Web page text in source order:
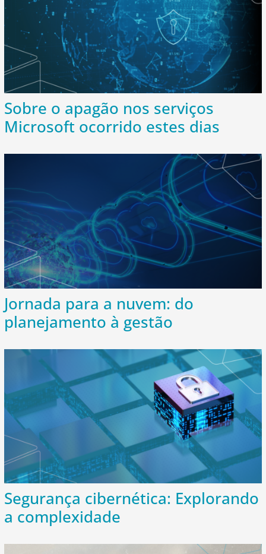
Sobre o apagão nos serviços
Microsoft ocorrido estes dias
Jornada para a nuvem: do
planejamento à gestão
Segurança cibernética: Explorando
a complexidade